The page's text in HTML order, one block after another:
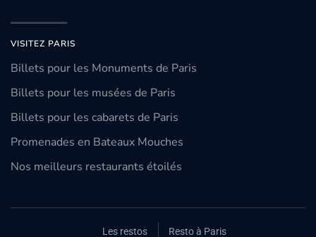
VISITEZ PARIS
Billets pour les Monuments de Paris
Billets pour les musées de Paris
Billets pour les cabarets de Paris
Promenades en Bateaux Mouches
Nos meilleurs restaurants étoilés
Les restos Resto à Paris